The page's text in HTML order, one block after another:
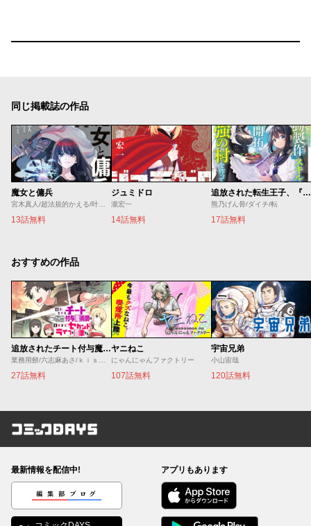
同じ掲載誌の作品
魔女と傭兵
13話無料
ジュミドロ
瀧宏一
14話無料
追放された転生王子、『自動製作』スキルで領地を爆速で開拓し最強の村を作ってしまう
熊乃げん骨/ダイチ/転
17話無料
おすすめの作品
追放されたチート付与魔術師は気ままなセカンドライフを謳歌する。 ～俺は武器だけじゃなく、あらゆるものに『強化ポイント』を付与できるし、俺の意思でいつでも効果を解除できるけど、残った人たち大丈夫？～
27話無料
ヤニねこ
にゃんにゃんファクトリー
107話無料
宇宙兄弟
小山宙哉
120話無料
コミックDAYS
最新情報を配信中!
編集部ブログ
アプリもあります